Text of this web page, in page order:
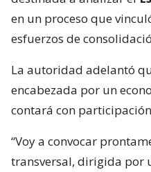
en un proceso que
esfuerzos de
La autoridad adelantó
encabezada por un
contará con
“Voy a convocar
transversal, dirigida por